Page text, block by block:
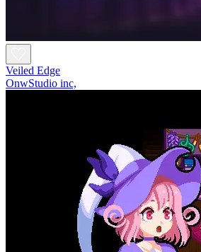
Veiled Edge
OnwStudio inc,